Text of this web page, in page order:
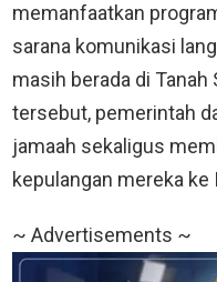
memanfaatkan
sarana komunikasi
masih berada di
tersebut, pemerintah
jamaah sekaligus
kepulangan mereka ke
~ Advertisements ~